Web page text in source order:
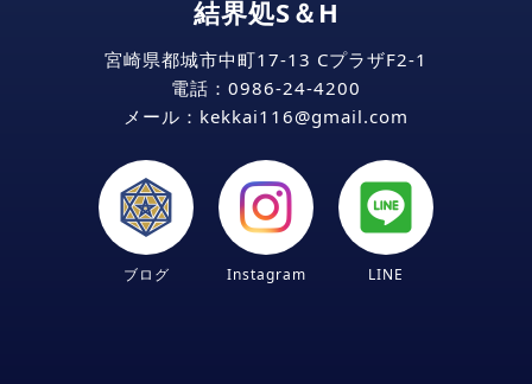
結界処S＆H
宮崎県都城市中町17-13 CプラザF2-1
電話： 0986-24-4200
メール：kekkai116
gmail com
ブログ Instagram LINE